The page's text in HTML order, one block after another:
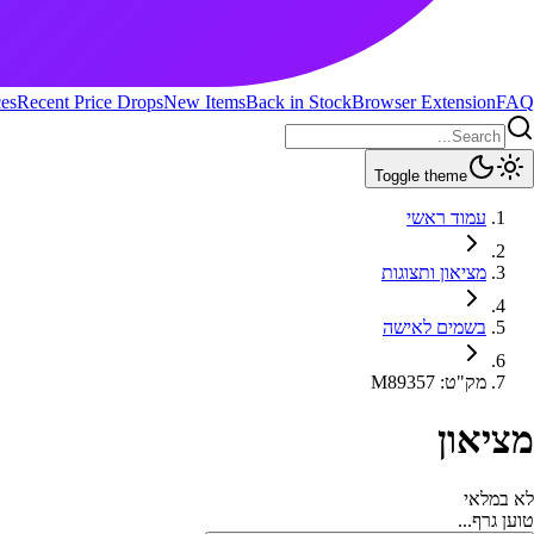
Recent Price DropsNew ItemsBack in StockBrowser ExtensionFAQ
Toggle theme
עמוד ראשי
מציאון ותצוגות
בשמים לאישה
מק"ט:
M89357
מציאון
לא במלאי
טוען גרף...